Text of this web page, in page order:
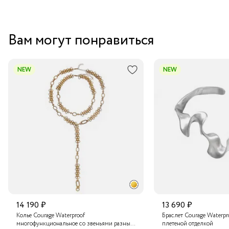
Вам могут понравиться
NEW
14 190 ₽
Колье Courage Waterproof
многофункциональное со звеньями разных
NEW
13 690 ₽
Браслет Courage
плетеной отделкой